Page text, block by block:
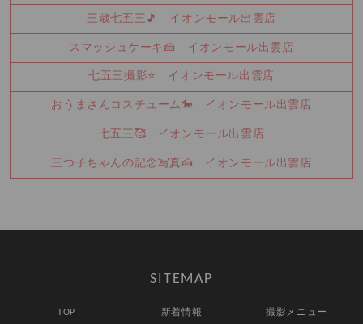
三歳七五三🎵 イオンモール出雲店
スマッシュケーキ🍰 イオンモール出雲店
七五三撮影⭐ イオンモール出雲店
おうまさんコスチューム🐎 イオンモール出雲店
七五三🥰 イオンモール出雲店
三つ子ちゃんの記念写真🍰 イオンモール出雲店
SITEMAP
TOP 新着情報
撮影メニュー